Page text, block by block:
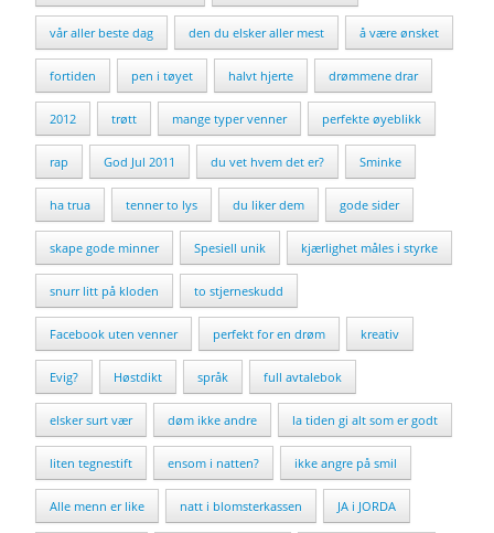
vår aller beste dag den du elsker aller mest å være ønsket
fortiden pen i tøyet halvt hjerte drømmene drar
2012 trøtt mange typer venner perfekte øyeblikk
rap God Jul 2011 du vet hvem det er? Sminke
ha trua tenner to lys du liker dem gode sider
skape gode minner Spesiell unik kjærlighet måles i styrke
snurr litt på kloden to stjerneskudd
Facebook uten venner perfekt for en drøm kreativ
Evig? Høstdikt språk full avtalebok
elsker surt vær døm ikke andre la tiden gi alt som er godt
liten tegnestift ensom i natten? ikke angre på smil
Alle menn er like natt i blomsterkassen JA i JORDA